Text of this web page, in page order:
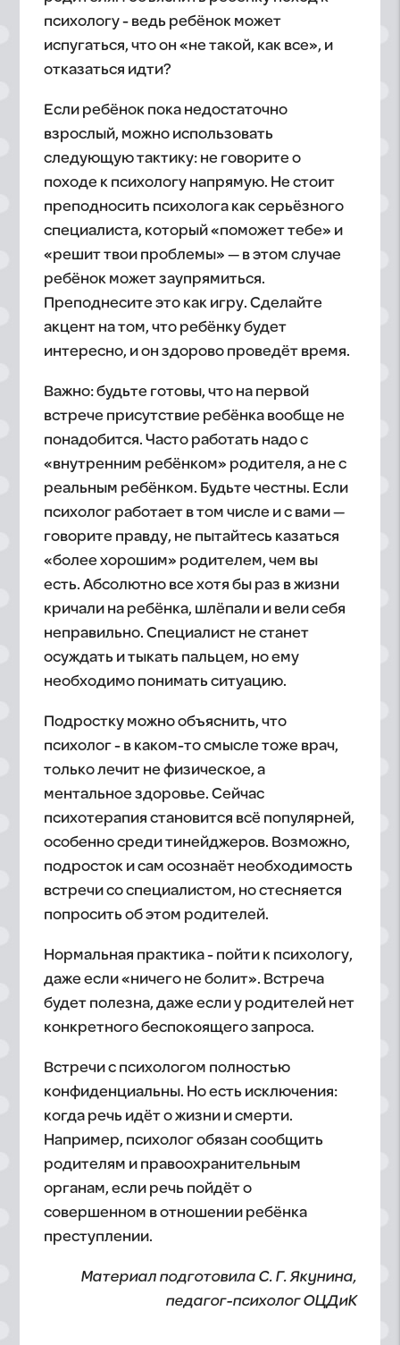
психологу - ведь ребёнок может
испугаться, что он «не такой, как все», и
отказаться идти?
Если ребёнок пока недостаточно
взрослый, можно использовать
следующую тактику: не говорите о
походе к психологу напрямую. Не стоит
преподносить психолога как серьёзного
специалиста, который «поможет тебе» и
«решит твои проблемы» — в этом случае
ребёнок может заупрямиться.
Преподнесите это как игру. Сделайте
акцент на том, что ребёнку будет
интересно, и он здорово проведёт время.
Важно: будьте готовы, что на первой
встрече присутствие ребёнка вообще не
понадобится. Часто работать надо с
«внутренним ребёнком» родителя, а не с
реальным ребёнком. ‍Будьте честны. Если
психолог работает в том числе и с вами —
говорите правду, не пытайтесь казаться
«более хорошим» родителем, чем вы
есть. Абсолютно все хотя бы раз в жизни
кричали на ребёнка, шлёпали и вели себя
неправильно. Специалист не станет
осуждать и тыкать пальцем, но ему
необходимо понимать ситуацию.
‍Подростку можно объяснить, что
психолог - в каком-то смысле тоже врач,
только лечит не физическое, а
ментальное здоровье. Сейчас
психотерапия становится всё популярней,
особенно среди тинейджеров. Возможно,
подросток и сам осознаёт необходимость
встречи со специалистом, но стесняется
попросить об этом родителей.
Нормальная практика - пойти к психологу,
даже если «ничего не болит». Встреча
будет полезна, даже если у родителей нет
конкретного беспокоящего запроса.
Встречи с психологом полностью
конфиденциальны. Но есть исключения:
когда речь идёт о жизни и смерти.
Например, психолог обязан сообщить
родителям и правоохранительным
органам, если речь пойдёт о
совершенном в отношении ребёнка
преступлении.
Материал подготовила С. Г. Якунина,
педагог-психолог ОЦДиК